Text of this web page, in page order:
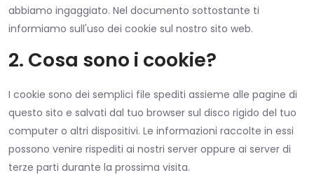
Contatti
abbiamo ingaggiato. Nel documento sottostante ti
informiamo sull'uso dei cookie sul nostro sito web.
2. Cosa sono i cookie?
I cookie sono dei semplici file spediti assieme alle pagine di
questo sito e salvati dal tuo browser sul disco rigido del tuo
computer o altri dispositivi. Le informazioni raccolte in essi
possono venire rispediti ai nostri server oppure ai server di
terze parti durante la prossima visita.